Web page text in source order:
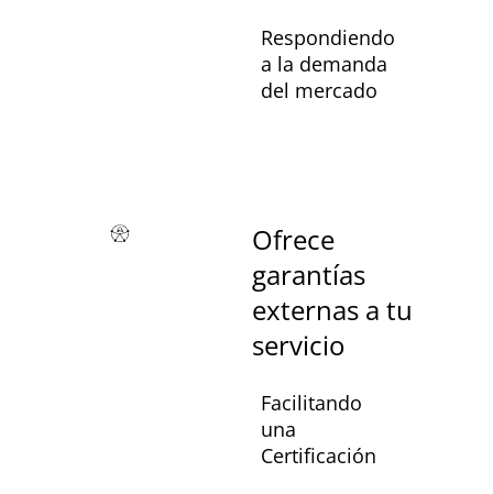
Respondiendo
a la demanda
del mercado
Ofrece
garantías
externas a tu
servicio
Facilitando
una
Certificación